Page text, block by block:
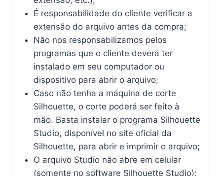
É responsabilidade do cliente verificar a
extensão do arquivo antes da compra;
Não nos responsabilizamos pelos
programas que o cliente deverá ter
instalado em seu computador ou
dispositivo para abrir o arquivo;
Caso não tenha a máquina de corte
Silhouette, o corte poderá ser feito à
mão. Basta instalar o programa Silhouette
Studio, disponível no site oficial da
Silhouette, para abrir e imprimir o arquivo;
O arquivo Studio não abre em celular
(somente no software Silhouette Studio);